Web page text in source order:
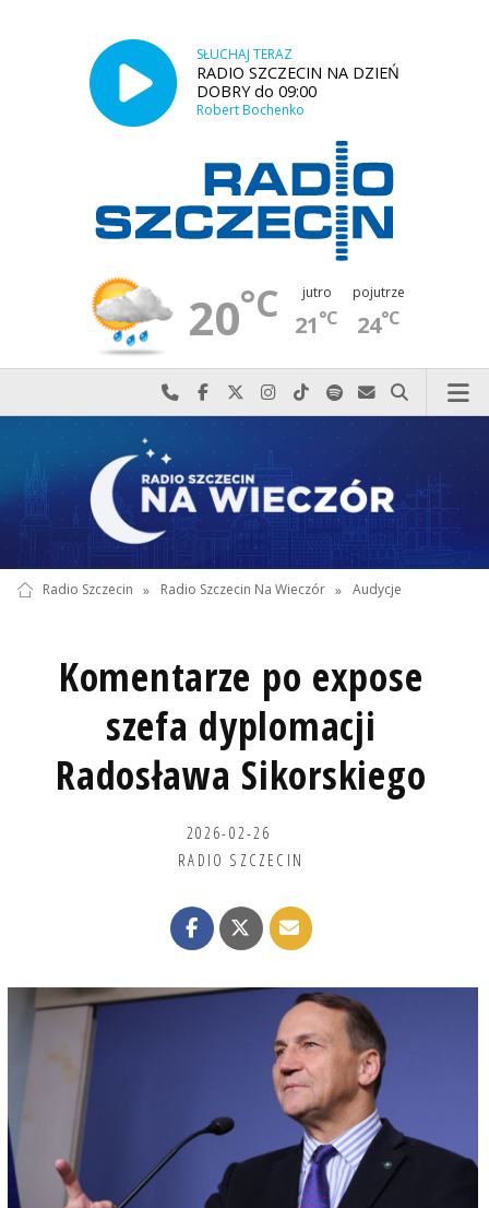
SŁUCHAJ TERAZ
RADIO SZCZECIN NA DZIEŃ
DOBRY do 09:00
Robert Bochenko
20°C jutro
21°C
pojutrze
24°C
Najlepiej po prostu do nas zadzwoń
Odwiedź nas na Facebook-u
Odwiedź nas na X
Odwiedź nas na Instagram-ie
Odwiedź nas na TikTok-u
Szukaj nas na Spotify
Wyślij do nas
Szukaj
Radio Szczecin » Radio Szczecin Na Wieczór » Audycje
Komentarze po expose
szefa dyplomacji
Radosława Sikorskiego
2026-02-26
RADIO SZCZECIN